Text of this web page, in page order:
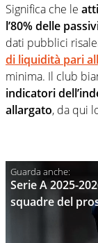
Significa che le
l’80% delle
dati pubblici
di liquidità pari
minima. Il club
indicatori
allargato, da qui
Serie A 2025-
squadre del